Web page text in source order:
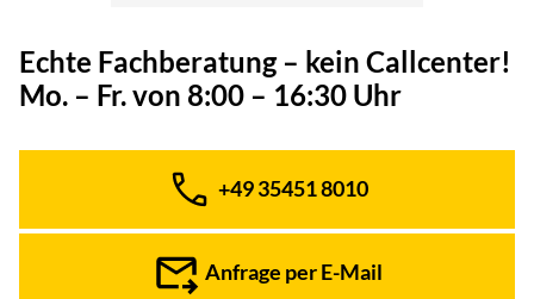
Echte Fachberatung – kein Callcenter!
Mo. – Fr. von 8:00 – 16:30 Uhr
Telefon:
+49 35451 8010
Anfrage per E-Mail